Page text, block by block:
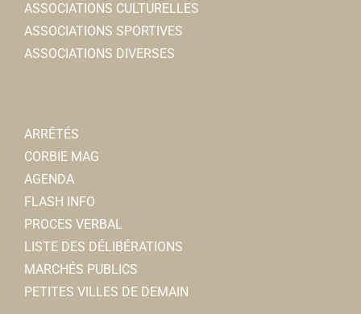
ASSOCIATIONS CULTURELLES
ASSOCIATIONS SPORTIVES
ASSOCIATIONS DIVERSES
ARRÊTÉS
CORBIE MAG
AGENDA
FLASH INFO
PROCES VERBAL
LISTE DES DÉLIBÉRATIONS
MARCHÉS PUBLICS
PETITES VILLES DE DEMAIN